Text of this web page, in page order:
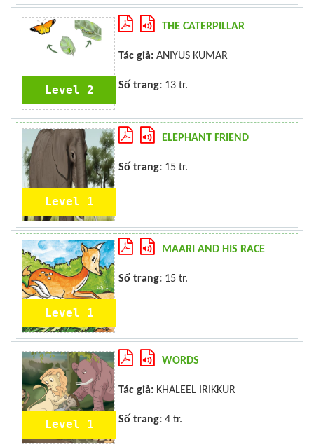
Level 2
THE CATERPILLAR
Tác giả: ANIYUS KUMAR
Số trang: 13 tr.
Level 1
ELEPHANT FRIEND
Số trang: 15 tr.
Level 1
MAARI AND HIS RACE
Số trang: 15 tr.
Level 1
WORDS
Tác giả: KHALEEL IRIKKUR
Số trang: 4 tr.